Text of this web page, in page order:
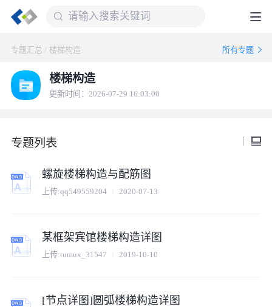
专题汇总 / 楼梯构造 所有专题
楼梯构造
更新时间：2026-07-29 16:03:00
专题列表
螺旋楼梯构造与配筋图
上传:qq549559204 2020-07-13
某框架宾馆楼梯构造详图
上传:tumux_31547 2019-10-10
[节点详图]圆弧楼梯构造详图